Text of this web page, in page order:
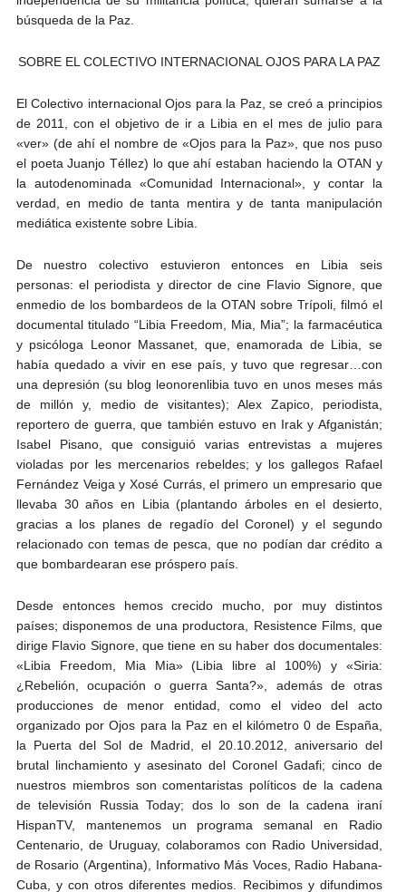
búsqueda de la Paz.
SOBRE EL COLECTIVO INTERNACIONAL OJOS PARA LA PAZ
El Colectivo internacional Ojos para la Paz, se creó a principios
de 2011, con el objetivo de ir a Libia en el mes de julio para
«ver» (de ahí el nombre de «Ojos para la Paz», que nos puso
el poeta Juanjo Téllez) lo que ahí estaban haciendo la OTAN y
la autodenominada «Comunidad Internacional», y contar la
verdad, en medio de tanta mentira y de tanta manipulación
mediática existente sobre Libia.
De nuestro colectivo estuvieron entonces en Libia seis
personas: el periodista y director de cine Flavio Signore, que
enmedio de los bombardeos de la OTAN sobre Trípoli, filmó el
documental titulado “Libia Freedom, Mia, Mia”; la farmacéutica
y psicóloga Leonor Massanet, que, enamorada de Libia, se
había quedado a vivir en ese país, y tuvo que regresar…con
una depresión (su blog leonorenlibia tuvo en unos meses más
de millón y, medio de visitantes); Alex Zapico, periodista,
reportero de guerra, que también estuvo en Irak y Afganistán;
Isabel Pisano, que consiguió varias entrevistas a mujeres
violadas por les mercenarios rebeldes; y los gallegos Rafael
Fernández Veiga y Xosé Currás, el primero un empresario que
llevaba 30 años en Libia (plantando árboles en el desierto,
gracias a los planes de regadío del Coronel) y el segundo
relacionado con temas de pesca, que no podían dar crédito a
que bombardearan ese próspero país.
Desde entonces hemos crecido mucho, por muy distintos
países; disponemos de una productora, Resistence Films, que
dirige Flavio Signore, que tiene en su haber dos documentales:
«Libia Freedom, Mia Mia» (Libia libre al 100%) y «Siria:
¿Rebelión, ocupación o guerra Santa?», además de otras
producciones de menor entidad, como el video del acto
organizado por Ojos para la Paz en el kilómetro 0 de España,
la Puerta del Sol de Madrid, el 20.10.2012, aniversario del
brutal linchamiento y asesinato del Coronel Gadafi; cinco de
nuestros miembros son comentaristas políticos de la cadena
de televisión Russia Today; dos lo son de la cadena iraní
HispanTV, mantenemos un programa semanal en Radio
Centenario, de Uruguay, colaboramos con Radio Universidad,
de Rosario (Argentina), Informativo Más Voces, Radio Habana-
Cuba, y con otros diferentes medios. Recibimos y difundimos